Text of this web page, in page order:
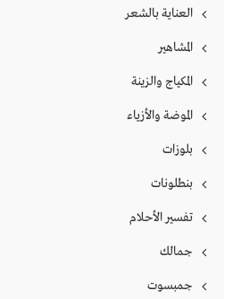
العناية بالشعر
المشاهير
المكياج والزينة
الموضة والأزياء
بلوزات
بنطلونات
تفسير الأحلام
جمالك
جمبسوت